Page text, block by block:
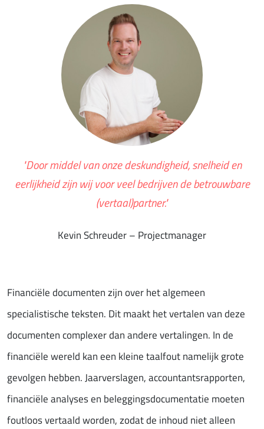
"Door middel van onze deskundigheid, snelheid en
eerlijkheid zijn wij voor veel bedrijven de betrouwbare
(vertaal)partner."
Kevin Schreuder – Projectmanager
Financiële documenten zijn over het algemeen
specialistische teksten. Dit maakt het vertalen van deze
documenten complexer dan andere vertalingen. In de
financiële wereld kan een kleine taalfout namelijk grote
gevolgen hebben. Jaarverslagen, accountantsrapporten,
financiële analyses en beleggingsdocumentatie moeten
foutloos vertaald worden, zodat de inhoud niet alleen